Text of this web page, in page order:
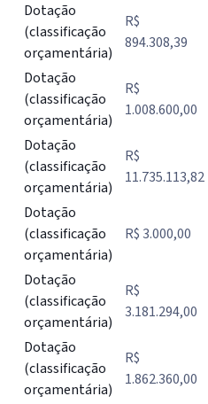
Dotação
(classificação
orçamentária)
R$
894.308,39
Dotação
(classificação
orçamentária)
R$
1.008.600,00
Dotação
(classificação
orçamentária)
R$
11.735.113,82
Dotação
(classificação
orçamentária)
R$ 3.000,00
Dotação
(classificação
orçamentária)
R$
3.181.294,00
Dotação
(classificação
orçamentária)
R$
1.862.360,00